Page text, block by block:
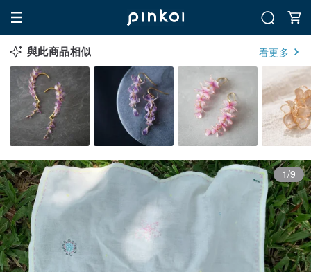
與此商品相似 看更多
1/9